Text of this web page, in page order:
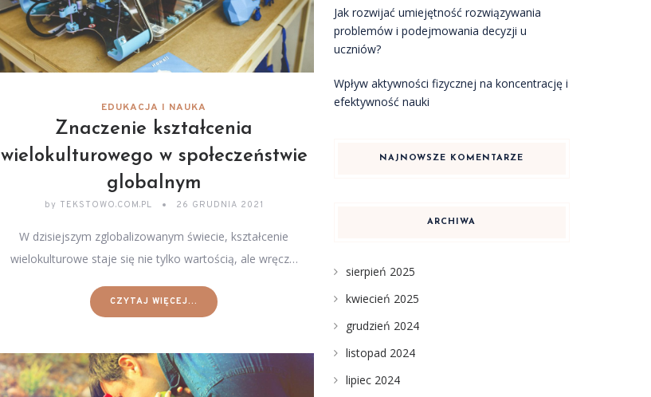
EDUKACJA I NAUKA
Znaczenie kształcenia
wielokulturowego w społeczeństwie
globalnym
by TEKSTOWO.COM.PL 26 GRUDNIA 2021
W dzisiejszym zglobalizowanym świecie, kształcenie
wielokulturowe staje się nie tylko wartością, ale wręcz…
CZYTAJ WIĘCEJ...
Jak rozwijać umiejętność rozwiązywania
problemów i podejmowania decyzji u
uczniów?
Wpływ aktywności fizycznej na koncentrację i
efektywność nauki
NAJNOWSZE KOMENTARZE
ARCHIWA
sierpień 2025
kwiecień 2025
grudzień 2024
listopad 2024
lipiec 2024